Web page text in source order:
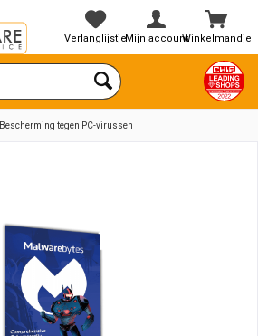
Winkelmandje
VerlanglijstjeMijn account
Bescherming tegen PC-virussen